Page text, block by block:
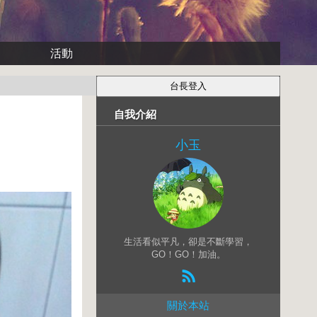
活動
自我介紹
小玉
生活看似平凡，卻是不斷學習，
GO！GO！加油。
關於本站